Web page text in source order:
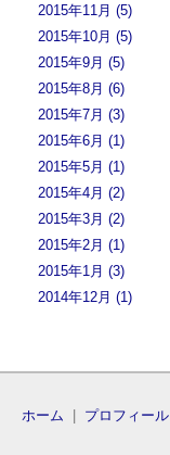
2015年11月 (5)
2015年10月 (5)
2015年9月 (5)
2015年8月 (6)
2015年7月 (3)
2015年6月 (1)
2015年5月 (1)
2015年4月 (2)
2015年3月 (2)
2015年2月 (1)
2015年1月 (3)
2014年12月 (1)
ホーム プロフィール